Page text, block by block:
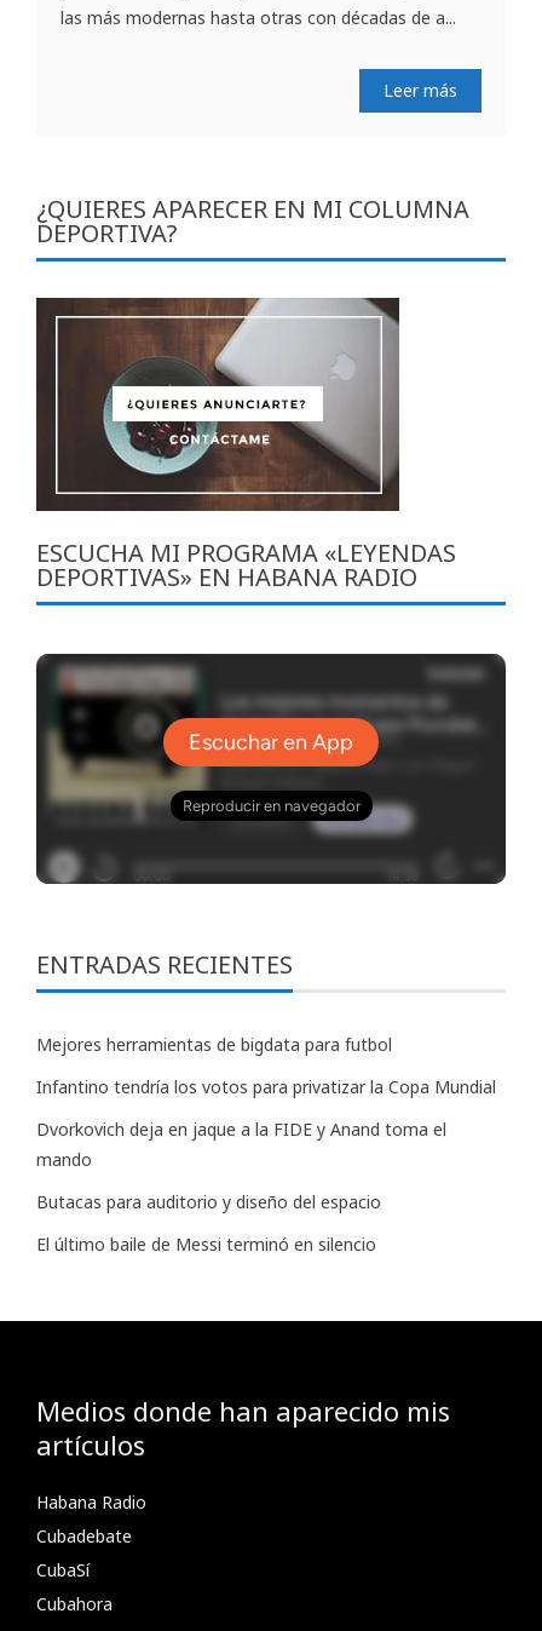
las más modernas hasta otras con décadas de a...
Leer más
¿QUIERES APARECER EN MI COLUMNA
DEPORTIVA?
ESCUCHA MI PROGRAMA «LEYENDAS
DEPORTIVAS» EN HABANA RADIO
ENTRADAS RECIENTES
Mejores herramientas de bigdata para futbol
Infantino tendría los votos para privatizar la Copa Mundial
Dvorkovich deja en jaque a la FIDE y Anand toma el
mando
Butacas para auditorio y diseño del espacio
El último baile de Messi terminó en silencio
Medios donde han aparecido mis
artículos
Habana Radio
Cubadebate
CubaSí
Cubahora